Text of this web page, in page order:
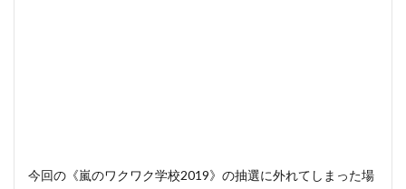
今回の《嵐のワクワク学校2019》の抽選に外れてしまった場